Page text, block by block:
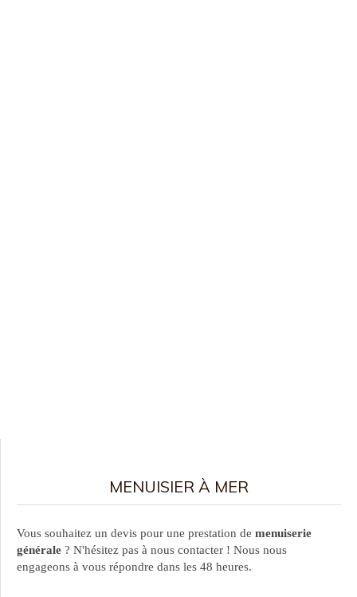
MENUISIER À MER
Vous souhaitez un devis pour une prestation de menuiserie
générale ? N'hésitez pas à nous contacter ! Nous nous
engageons à vous répondre dans les 48 heures.